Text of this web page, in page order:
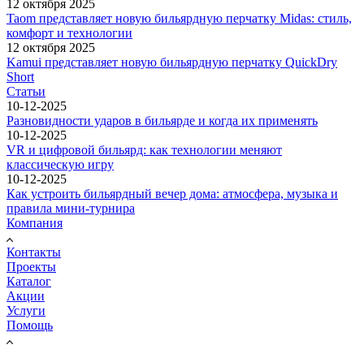
12 октября 2025
Taom представляет новую бильярдную перчатку Midas: стиль,
комфорт и технологии
12 октября 2025
Kamui представляет новую бильярдную перчатку QuickDry
Short
Статьи
10-12-2025
Разновидности ударов в бильярде и когда их применять
10-12-2025
VR и цифровой бильярд: как технологии меняют
классическую игру
10-12-2025
Как устроить бильярдный вечер дома: атмосфера, музыка и
правила мини-турнира
Компания
Контакты
Проекты
Каталог
Акции
Услуги
Помощь